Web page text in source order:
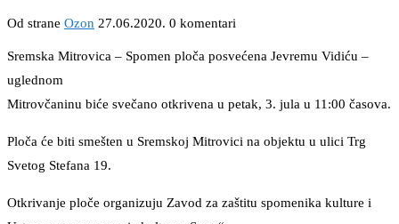
Od strane Ozon 27.06.2020. 0 komentari
Sremska Mitrovica – Spomen ploča posvećena Jevremu Vidiću –
uglednom
Mitrovčaninu biće svečano otkrivena u petak, 3. jula u 11:00 časova.
Ploča će biti smešten u Sremskoj Mitrovici na objektu u ulici Trg
Svetog Stefana 19.
Otkrivanje ploče organizuju Zavod za zaštitu spomenika kulture i